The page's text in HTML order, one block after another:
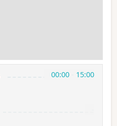
00:00 15:00